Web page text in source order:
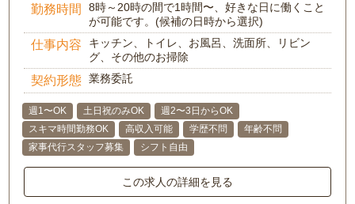
勤務時間
8時～20時の間で1時間〜、好きな日に働くこと
が可能です。(候補の日時から選択)
仕事内容
キッチン、トイレ、お風呂、洗面所、リビン
グ、その他のお掃除
契約形態 業務委託
週1〜OK 土日祝のみOK
週2〜3日からOK
スキマ時間勤務OK
高収入可能 学歴不問
年齢不問
家事代行スタッフ募集
シフト自由
この求人の詳細を見る